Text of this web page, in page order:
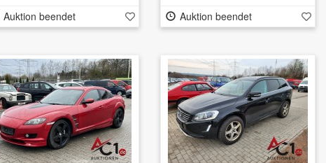
Auktion beendet Auktion beendet